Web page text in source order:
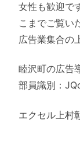
女性も歓迎で
こまでご覧い
広告業集合の
睦沢町の広告
部員識別：
エクセル上村